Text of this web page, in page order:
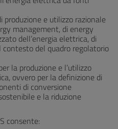
produzione e utilizzo razionale
management, di energy
dell’energia elettrica, di
del quadro regolatorio
la produzione e l’utilizzo
ovvero per la definizione di
di conversione
e la riduzione
consente: